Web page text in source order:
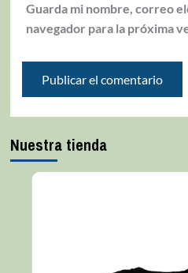
Guarda mi nombre, correo
navegador para la próxima
Nuestra tienda